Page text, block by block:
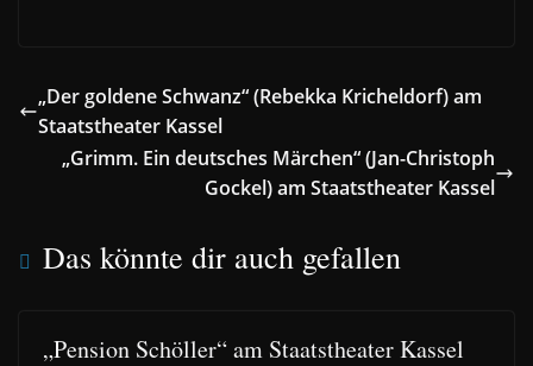
„Der goldene Schwanz“ (Rebekka Kricheldorf) am
Staatstheater Kassel
„Grimm. Ein deutsches Märchen“ (Jan-Christoph
Gockel) am Staatstheater Kassel
Das könnte dir auch gefallen
„Pension Schöller“ am Staatstheater Kassel